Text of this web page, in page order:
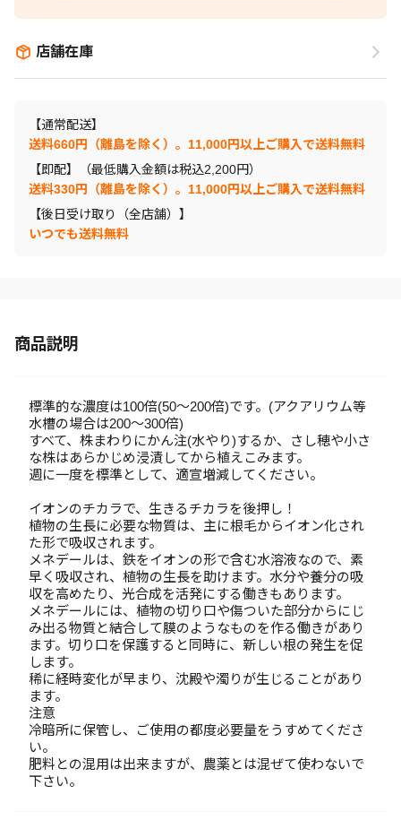
店舗在庫
【通常配送】
送料660円（離島を除く）。11,000円以上ご購入で送料無料
【即配】（最低購入金額は税込2,200円）
送料330円（離島を除く）。11,000円以上ご購入で送料無料
【後日受け取り（全店舗）】
いつでも送料無料
商品説明
標準的な濃度は100倍(50～200倍)です。(アクアリウム等
水槽の場合は200～300倍)
すべて、株まわりにかん注(水やり)するか、さし穂や小さ
な株はあらかじめ浸漬してから植えこみます。
週に一度を標準として、適宣増減してください。
イオンのチカラで、生きるチカラを後押し！
植物の生長に必要な物質は、主に根毛からイオン化され
た形で吸収されます。
メネデールは、鉄をイオンの形で含む水溶液なので、素
早く吸収され、植物の生長を助けます。水分や養分の吸
収を高めたり、光合成を活発にする働きもあります。
メネデールには、植物の切り口や傷ついた部分からにじ
み出る物質と結合して膜のようなものを作る働きがあり
ます。切り口を保護すると同時に、新しい根の発生を促
します。
稀に経時変化が早まり、沈殿や濁りが生じることがあり
ます。
注意
冷暗所に保管し、ご使用の都度必要量をうすめてくださ
い。
肥料との混用は出来ますが、農薬とは混ぜて使わないで
下さい。